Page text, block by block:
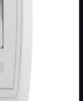
trgovini.
kupnju posjetite